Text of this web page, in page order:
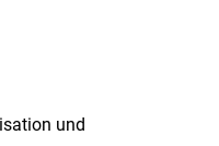
und